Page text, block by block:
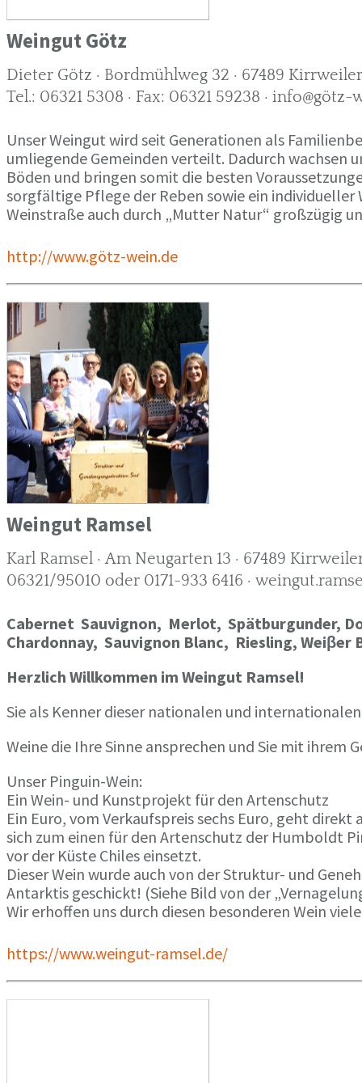
Weingut Götz
Dieter Götz · Bordmühlweg 32 · 67489 Kirrweiler
Tel.: 06321 5308 · Fax: 06321 59238 · info@götz-
Unser Weingut wird seit Generationen als
umliegende Gemeinden verteilt. Dadurch wachsen
Böden und bringen somit die besten
sorgfältige Pflege der Reben sowie ein
Weinstraße auch durch „Mutter Natur“ großzügig
http://www.götz-wein.de
Weingut Ramsel
Karl Ramsel · Am Neugarten 13 · 67489
06321/95010 oder 0171-933 6416 ·
Cabernet Sauvignon, Merlot, Spätburgunder,
Chardonnay, Sauvignon Blanc, Riesling, Weiβer
Herzlich Willkommen im Weingut Ramsel!
Sie als Kenner dieser nationalen und
Weine die Ihre Sinne ansprechen und Sie mit ihrem
Unser Pinguin-Wein:
Ein Wein- und Kunstprojekt für den Artenschutz
Ein Euro, vom Verkaufspreis sechs Euro, geht
sich zum einen für den Artenschutz der Humboldt
vor der Küste Chiles einsetzt.
Dieser Wein wurde auch von der Struktur- und
Antarktis geschickt! (Siehe Bild von der
Wir erhoffen uns durch diesen besonderen Wein
https://www.weingut-ramsel.de/